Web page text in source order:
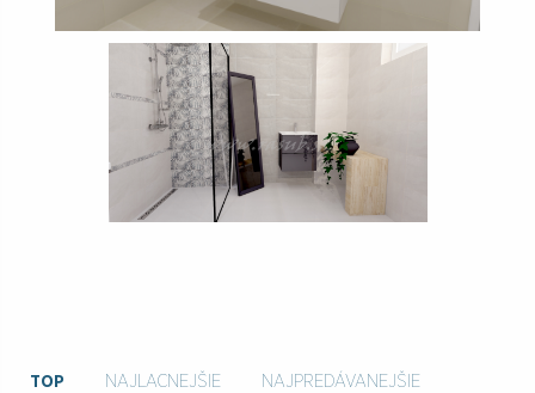
TOP NAJLACNEJŠIE NAJPREDÁVANEJŠIE